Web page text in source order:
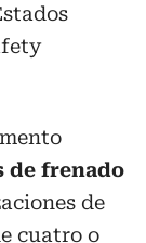
de frenado
de
cuatro o